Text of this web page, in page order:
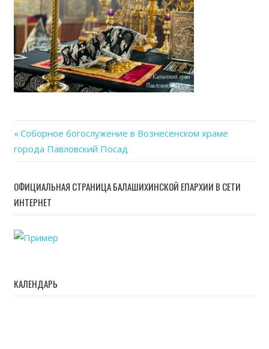
Навигация
записям
Previous
Post:
Соборное богослужение в Вознесенском храме
города Павловский Посад
ОФИЦИАЛЬНАЯ СТРАНИЦА БАЛАШИХИНСКОЙ ЕПАРХИИ В СЕТИ
ИНТЕРНЕТ
КАЛЕНДАРЬ